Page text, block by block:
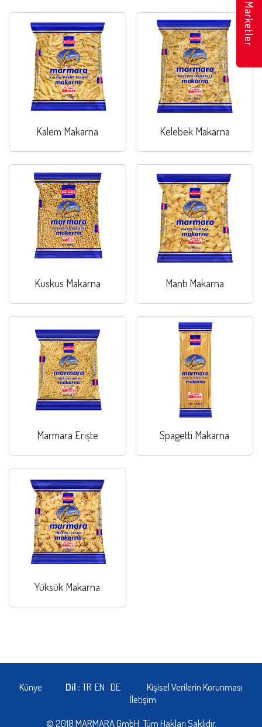
Kalem Makarna Kelebek Makarna
Kuskus Makarna Mantı Makarna
Marmara Erişte Spagetti Makarna
Yüksük Makarna
Künye Dil :TR EN DE
Kişisel Verilerin Korunması
İletişim
© 2018 MARMARA GmbH. Tüm Hakları Saklıdır.
Marketler